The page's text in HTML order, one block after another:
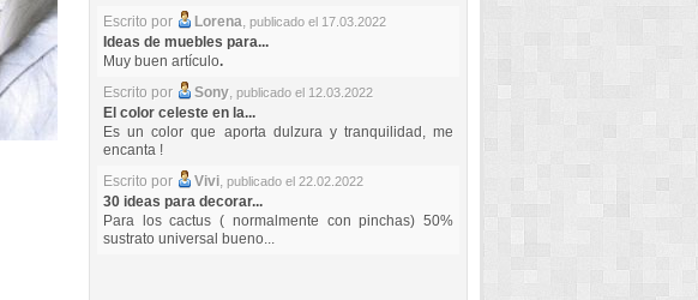
Escrito por
Lorena, publicado el 17.03.2022
Ideas de muebles para...
Muy buen artículo.
Escrito por
Sony, publicado el 12.03.2022
El color celeste en la...
Es un color que aporta dulzura y tranquilidad, me
encanta !
Escrito por
Vivi, publicado el 22.02.2022
30 ideas para decorar...
Para los cactus ( normalmente con pinchas) 50%
sustrato universal bueno...